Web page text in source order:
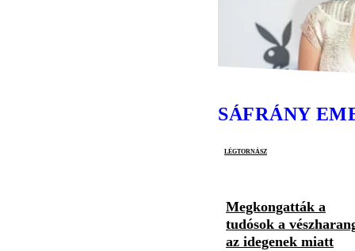
SÁFRÁNY
légtornász
Megkongatták a
tudósok a
az idegenek miatt